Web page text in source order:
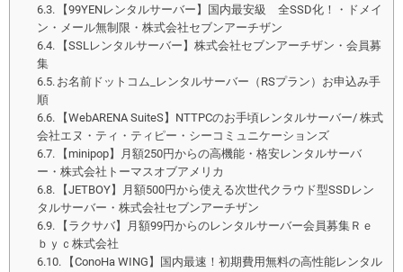
【99YENレンタルサーバー】国内最安級 全SSD化！・ドメイ
ン・メール無制限・株式会社セブンアーチザン
【SSLレンタルサーバー】株式会社セブンアーチザン・会員募
集
お名前ドットコム_レンタルサーバー（RSプラン）お申込み手
順
【WebARENA SuiteS】NTTPCのお手頃レンタルサーバー/ 株式
会社エヌ・ティ・ティピー・シーコミュニケーションズ
【minipop】月額250円からの高機能・格安レンタルサーバ
ー・株式会社トーマスオブアメリカ
【JETBOY】月額500円から使える次世代クラウド型SSDレン
タルサーバー・株式会社セブンアーチザン
【ラクサバ】月額99円からのレンタルサーバー会員募集Ｒｅ
ｂｙｃ株式会社
【ConoHa WING】国内最速！初期費用無料の高性能レンタル